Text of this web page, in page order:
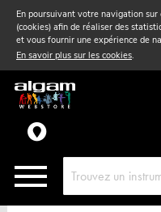
En poursuivant votre navigation
(cookies) afin de réaliser des
et vous fournir une expérience de
En savoir plus sur les cookies.
Vent& Violon
Accessoires
Pièces détachées